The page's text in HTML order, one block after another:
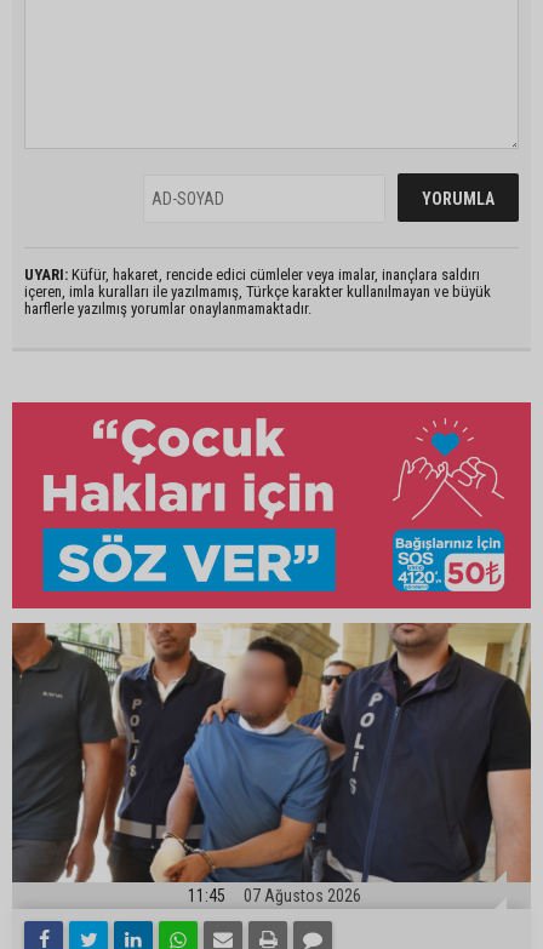
UYARI: Küfür, hakaret, rencide edici cümleler veya imalar, inançlara saldırı
içeren, imla kuralları ile yazılmamış, Türkçe karakter kullanılmayan ve büyük
harflerle yazılmış yorumlar onaylanmamaktadır.
11:45 07 Ağustos 2026